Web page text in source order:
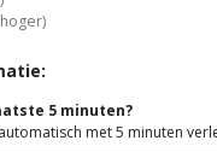
5 minuten?
met 5 minuten